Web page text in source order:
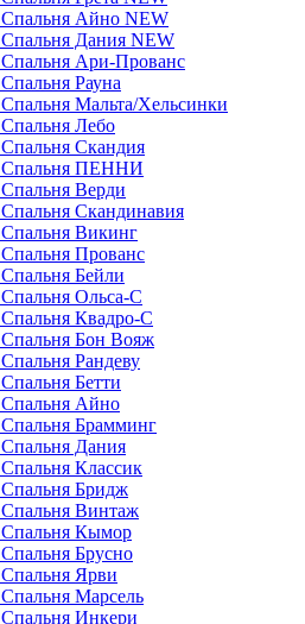
Спальня Айно NEW
Спальня Дания NEW
Спальня Ари-Прованс
Спальня Рауна
Спальня Мальта/Хельсинки
Спальня Лебо
Спальня Скандия
Спальня ПЕННИ
Спальня Верди
Спальня Скандинавия
Спальня Викинг
Спальня Прованс
Спальня Бейли
Спальня Ольса-С
Спальня Квадро-С
Спальня Бон Вояж
Спальня Рандеву
Спальня Бетти
Спальня Айно
Спальня Брамминг
Спальня Дания
Спальня Классик
Спальня Бридж
Спальня Винтаж
Спальня Кымор
Спальня Брусно
Спальня Ярви
Спальня Марсель
Спальня Инкери